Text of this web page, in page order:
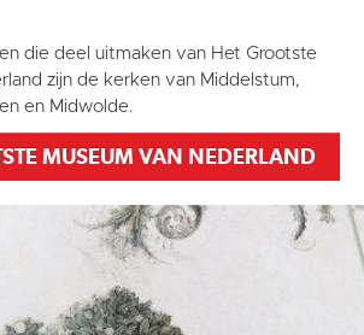
die deel uitmaken van Het Grootste
zijn de kerken van Middelstum,
en Midwolde.
MUSEUM VAN NEDERLAND